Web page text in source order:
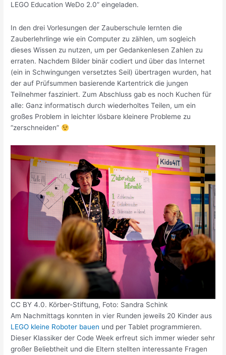
LEGO Education WeDo 2.0” eingeladen.
In den drei Vorlesungen der Zauberschule lernten die
Zauberlehrlinge wie ein Computer zu zählen, um sogleich
dieses Wissen zu nutzen, um per Gedankenlesen Zahlen zu
erraten. Nachdem Bilder binär codiert und über das Internet
(ein in Schwingungen versetztes Seil) übertragen wurden, hat
der auf Prüfsummen basierende Kartentrick die jungen
Teilnehmer fasziniert. Zum Abschluss gab es noch Kuchen für
alle: Ganz informatisch durch wiederholtes Teilen, um ein
großes Problem in leichter lösbare kleinere Probleme zu
“zerschneiden”
CC BY 4.0. Körber-Stiftung, Foto: Sandra Schink
Am Nachmittags konnten in vier Runden jeweils 20 Kinder aus
LEGO kleine Roboter bauen und per Tablet programmieren.
Dieser Klassiker der Code Week erfreut sich immer wieder sehr
großer Beliebtheit und die Eltern stellten interessante Fragen